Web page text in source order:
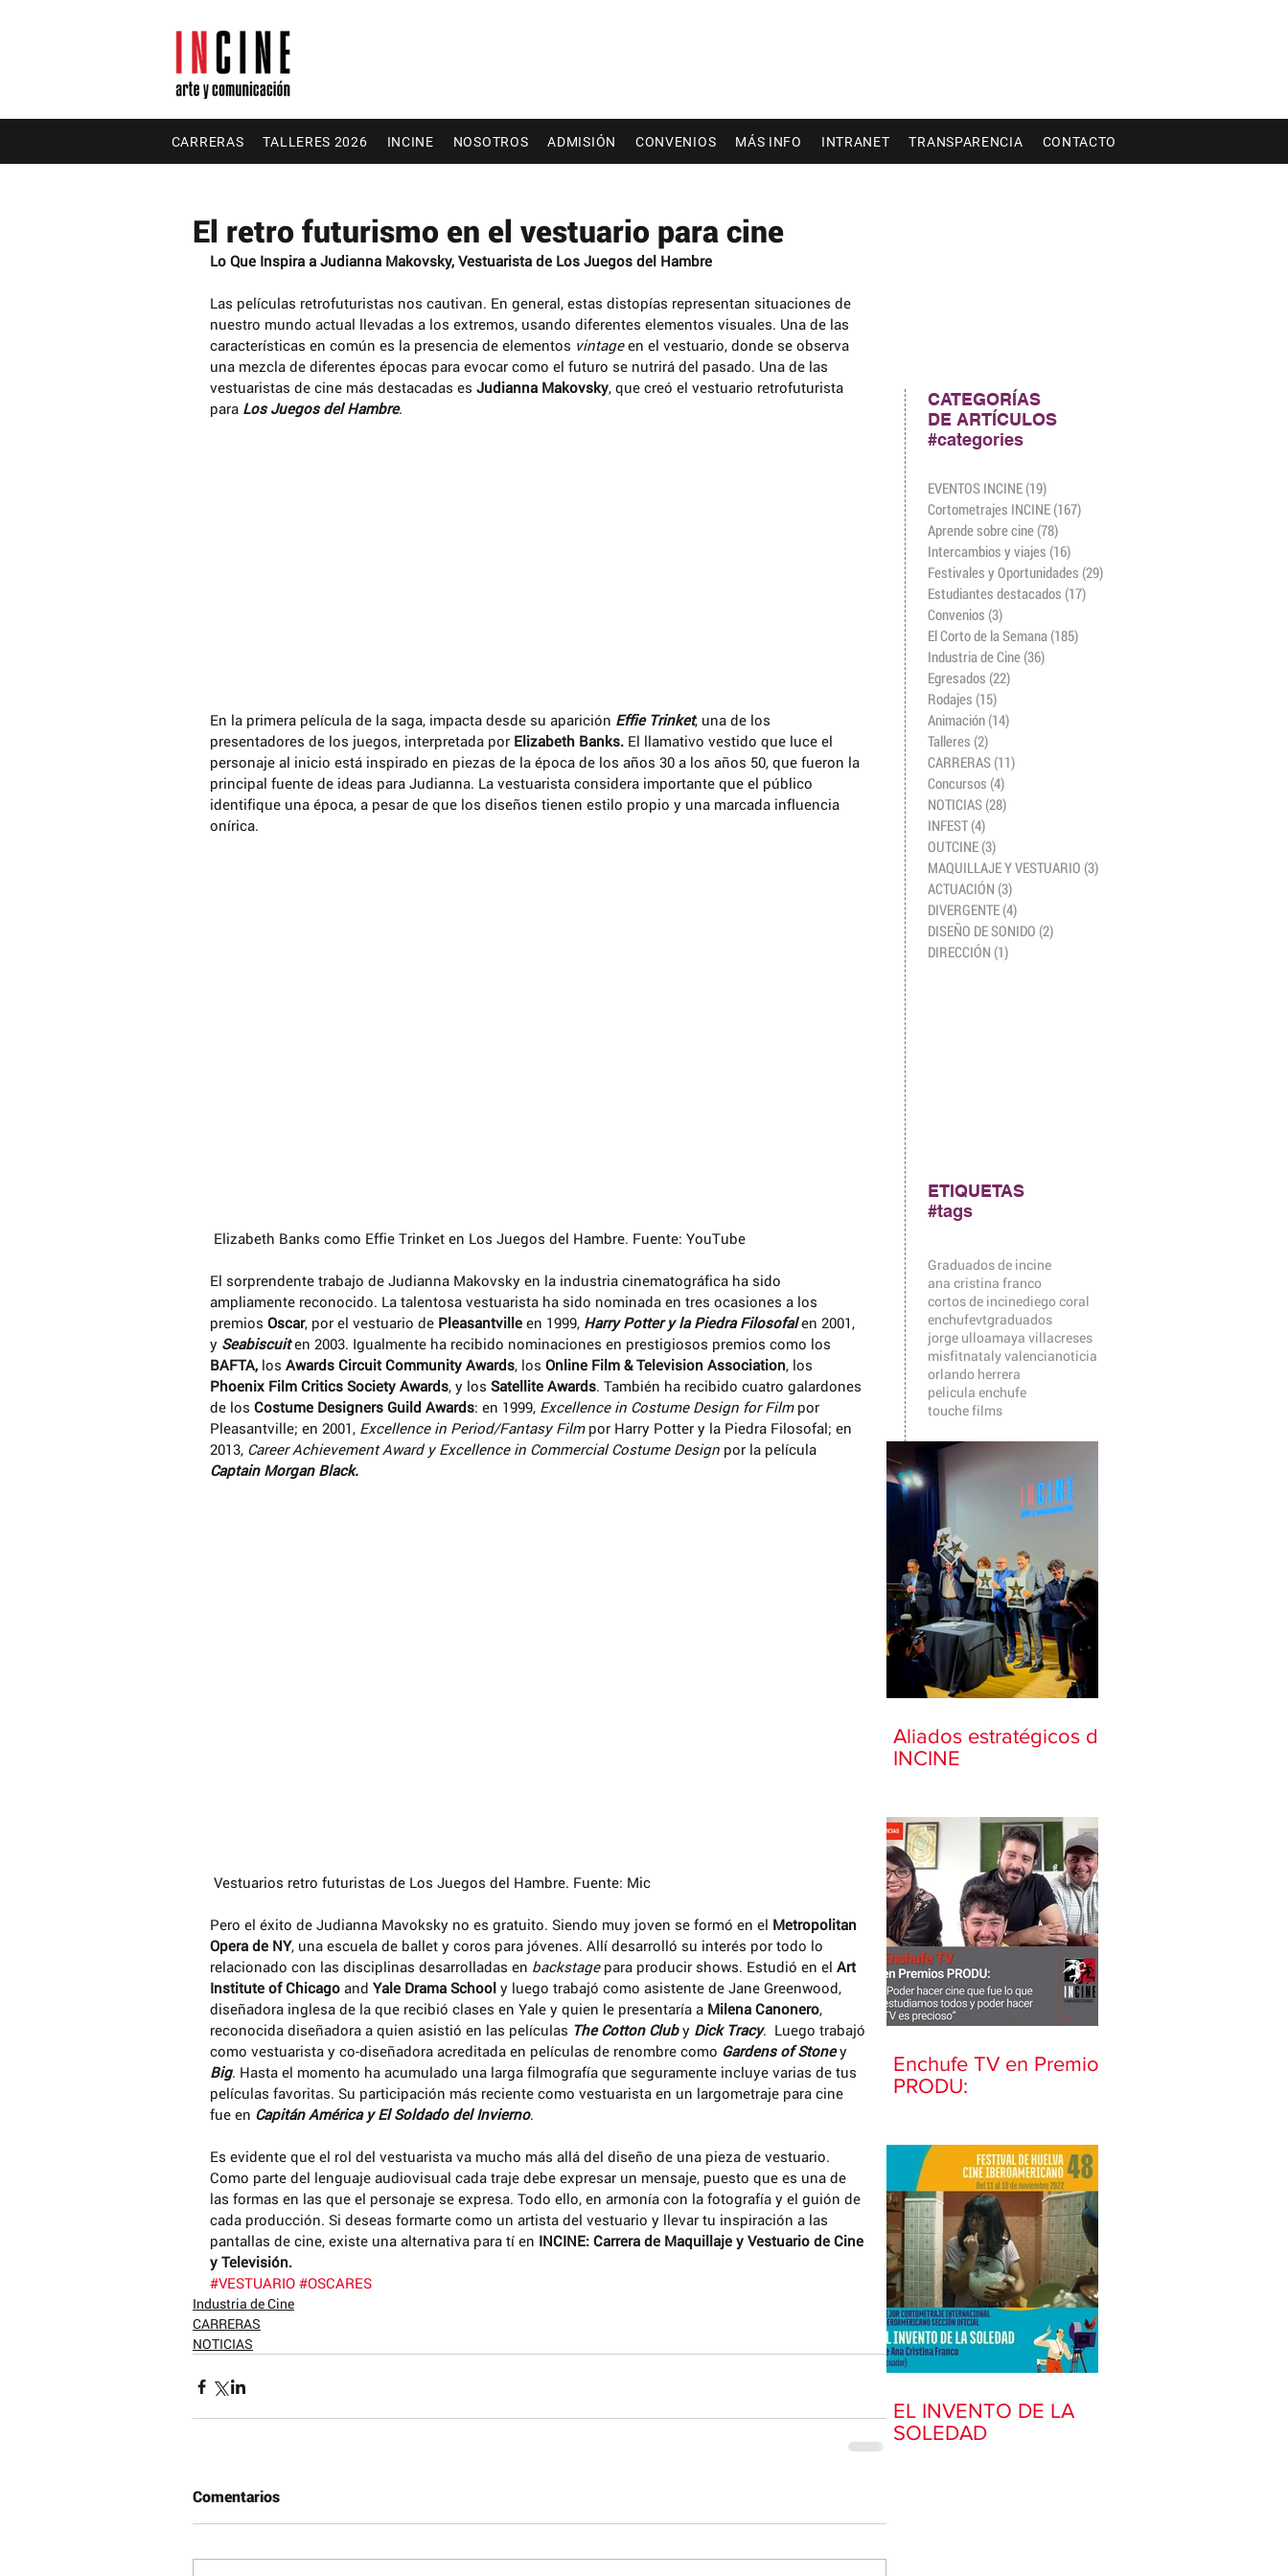
CARRERAS TALLERES 2026 INCINE NOSOTROS ADMISIÓN CONVENIOS MÁS INFO INTRANET TRANSPARENCIA CONTACTO
CATEGORÍAS
DE ARTÍCULOS
#categories
EVENTOS INCINE (19)
Cortometrajes INCINE (167)
Aprende sobre cine (78)
Intercambios y viajes (16)
Festivales y Oportunidades (29)
Estudiantes destacados (17)
Convenios (3)
El Corto de la Semana (185)
Industria de Cine (36)
Egresados (22)
Rodajes (15)
Animación (14)
Talleres (2)
CARRERAS (11)
Concursos (4)
NOTICIAS (28)
INFEST (4)
OUTCINE (3)
MAQUILLAJE Y VESTUARIO (3)
ACTUACIÓN (3)
DIVERGENTE (4)
DISEÑO DE SONIDO (2)
DIRECCIÓN (1)
ETIQUETAS
#tags
Graduados de incine
ana cristina franco
cortos de incinediego coral
enchufevtgraduados
jorge ulloamaya villacreses
misfitnataly valencianoticia
orlando herrera
pelicula enchufe
touche films
© 2017 Reconocimiento – NoComercial – CompartirIgual (by-nc-sa):
No se permite un uso comercial de la obra original ni de las posibles obras
Aliados estratégicos de
INCINE
Enchufe TV en Premios
PRODU:
EL INVENTO DE LA
SOLEDAD
Tags
El retro futurismo en el vestuario para cine
Lo Que Inspira a Judianna Makovsky, Vestuarista de Los Juegos del Hambre
Las películas retrofuturistas nos cautivan. En general, estas distopías representan situaciones de
nuestro mundo actual llevadas a los extremos, usando diferentes elementos visuales. Una de las
características en común es la presencia de elementos vintage en el vestuario, donde se observa
una mezcla de diferentes épocas para evocar como el futuro se nutrirá del pasado. Una de las
vestuaristas de cine más destacadas es Judianna Makovsky, que creó el vestuario retrofuturista
para Los Juegos del Hambre.
En la primera película de la saga, impacta desde su aparición Effie Trinket, una de los
presentadores de los juegos, interpretada por Elizabeth Banks. El llamativo vestido que luce el
personaje al inicio está inspirado en piezas de la época de los años 30 a los años 50, que fueron la
principal fuente de ideas para Judianna. La vestuarista considera importante que el público
identifique una época, a pesar de que los diseños tienen estilo propio y una marcada influencia
onírica.
Elizabeth Banks como Effie Trinket en Los Juegos del Hambre. Fuente: YouTube
El sorprendente trabajo de Judianna Makovsky en la industria cinematográfica ha sido
ampliamente reconocido. La talentosa vestuarista ha sido nominada en tres ocasiones a los
premios Oscar, por el vestuario de Pleasantville en 1999, Harry Potter y la Piedra Filosofal en 2001,
y Seabiscuit en 2003. Igualmente ha recibido nominaciones en prestigiosos premios como los
BAFTA, los Awards Circuit Community Awards, los Online Film & Television Association, los
Phoenix Film Critics Society Awards, y los Satellite Awards. También ha recibido cuatro galardones
de los Costume Designers Guild Awards: en 1999, Excellence in Costume Design for Film por
Pleasantville; en 2001, Excellence in Period/Fantasy Film por Harry Potter y la Piedra Filosofal; en
2013, Career Achievement Award y Excellence in Commercial Costume Design por la película
Captain Morgan Black.
Vestuarios retro futuristas de Los Juegos del Hambre. Fuente: Mic
Pero el éxito de Judianna Mavoksky no es gratuito. Siendo muy joven se formó en el Metropolitan
Opera de NY, una escuela de ballet y coros para jóvenes. Allí desarrolló su interés por todo lo
relacionado con las disciplinas desarrolladas en backstage para producir shows. Estudió en el Art
Institute of Chicago and Yale Drama School y luego trabajó como asistente de Jane Greenwood,
diseñadora inglesa de la que recibió clases en Yale y quien le presentaría a Milena Canonero,
reconocida diseñadora a quien asistió en las películas The Cotton Club y Dick Tracy.  Luego trabajó
como vestuarista y co-diseñadora acreditada en películas de renombre como Gardens of Stone y
Big. Hasta el momento ha acumulado una larga filmografía que seguramente incluye varias de tus
películas favoritas. Su participación más reciente como vestuarista en un largometraje para cine
fue en Capitán América y El Soldado del Invierno.
Es evidente que el rol del vestuarista va mucho más allá del diseño de una pieza de vestuario.
Como parte del lenguaje audiovisual cada traje debe expresar un mensaje, puesto que es una de
las formas en las que el personaje se expresa. Todo ello, en armonía con la fotografía y el guión de
cada producción. Si deseas formarte como un artista del vestuario y llevar tu inspiración a las
pantallas de cine, existe una alternativa para tí en INCINE: Carrera de Maquillaje y Vestuario de Cine
y Televisión.
#VESTUARIO #OSCARES
Industria de Cine
CARRERAS
NOTICIAS
Comentarios